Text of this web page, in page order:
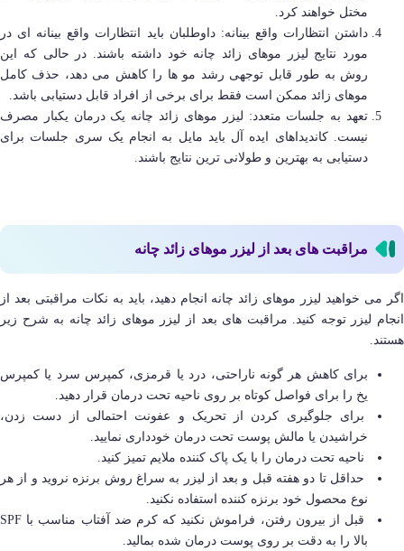
مختل خواهند کرد.
داشتن انتظارات واقع بینانه: داوطلبان باید انتظارات واقع بینانه ای در
مورد نتایج لیزر موهای زائد چانه خود داشته باشند. در حالی که این
روش به طور قابل توجهی رشد مو ها را کاهش می دهد، حذف کامل
موهای زائد ممکن است فقط برای برخی از افراد قابل دستیابی باشد.
تعهد به جلسات متعدد: لیزر موهای زائد چانه یک درمان یکبار مصرف
نیست. کاندیداهای ایده آل باید مایل به انجام یک سری جلسات برای
دستیابی به بهترین و طولانی ترین نتایج باشند.
مراقبت های بعد از لیزر موهای زائد چانه
اگر می خواهید لیزر موهای زائد چانه انجام دهید، باید به نکات مراقبتی بعد از
انجام لیزر توجه کنید. مراقبت های بعد از لیزر موهای زائد چانه به شرح زیر
هستند.
برای کاهش هر گونه ناراحتی، درد یا قرمزی، کمپرس سرد یا کمپرس
یخ را برای فواصل کوتاه بر روی ناحیه تحت درمان قرار دهید.
برای جلوگیری کردن از تحریک و عفونت احتمالی از دست زدن،
خراشیدن یا مالش پوست تحت درمان خودداری نمایید.
ناحیه تحت درمان را با یک پاک کننده ملایم تمیز کنید.
حداقل تا دو هفته قبل و بعد از لیزر به سراغ روش برنزه نروید و از هر
نوع محصول خود برنزه کننده استفاده نکنید.
قبل از بیرون رفتن، فراموش نکنید که کرم ضد آفتاب مناسب با SPF
بالا را به دقت بر روی پوست درمان شده بمالید.